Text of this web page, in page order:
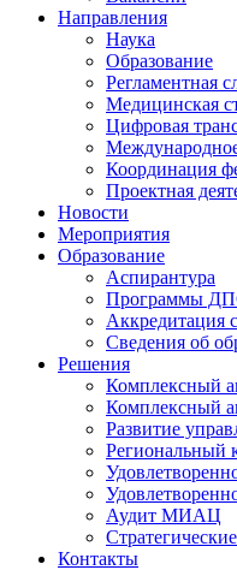
Направления
Наука
Образование
Регламентная
Медицинская
Цифровая
Координация
Проектная
Новости
Мероприятия
Образование
Аспирантура
Программы
Аккредитация
Сведения об
Решения
Комплексный
Комплексный
Развитие
Региональный
Аудит МИАЦ
Контакты